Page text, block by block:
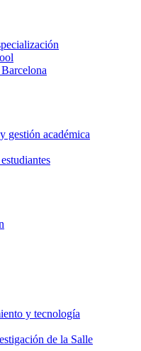
gestión académica
y tecnología
de la Salle